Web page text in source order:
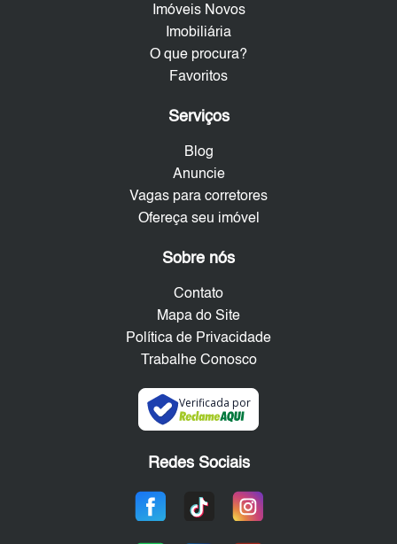
Imóveis Novos
Imobiliária
O que procura?
Favoritos
Serviços
Blog
Anuncie
Vagas para corretores
Ofereça seu imóvel
Sobre nós
Contato
Mapa do Site
Política de Privacidade
Trabalhe Conosco
Verificada por
Redes Sociais